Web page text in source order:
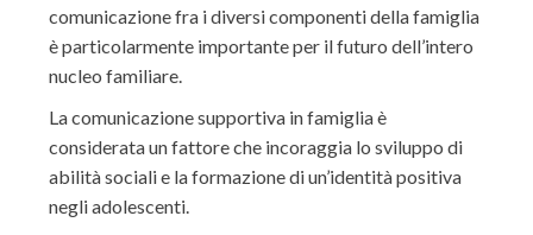
comunicazione fra i diversi componenti della famiglia
è particolarmente importante per il futuro dell’intero
nucleo familiare.
La comunicazione supportiva in famiglia è
considerata un fattore che incoraggia lo sviluppo di
abilità sociali e la formazione di un’identità positiva
negli adolescenti.